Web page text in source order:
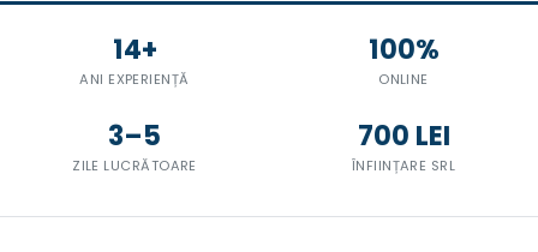
14+
ANI EXPERIENȚĂ
100%
ONLINE
3–5
ZILE LUCRĂTOARE
700 LEI
ÎNFIINȚARE SRL